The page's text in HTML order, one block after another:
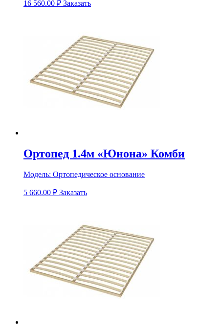
16 560.00 ₽ Заказать
Ортопед 1.4м «Юнона» Комби
Модель: Ортопедическое основание
5 660.00 ₽ Заказать